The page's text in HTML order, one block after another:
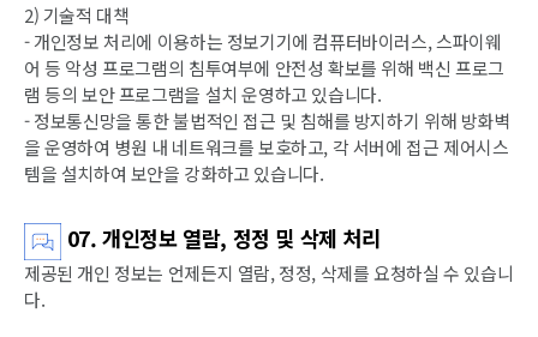
2) 기술적 대책
- 개인정보 처리에 이용하는 정보기기에 컴퓨터바이러스, 스파이웨
어 등 악성 프로그램의 침투여부에 안전성 확보를 위해 백신 프로그
램 등의 보안 프로그램을 설치 운영하고 있습니다.
- 정보통신망을 통한 불법적인 접근 및 침해를 방지하기 위해 방화벽
을 운영하여 병원 내 네트워크를 보호하고, 각 서버에 접근 제어시스
템을 설치하여 보안을 강화하고 있습니다.
07. 개인정보 열람, 정정 및 삭제 처리
제공된 개인 정보는 언제든지 열람, 정정, 삭제를 요청하실 수 있습니
다.